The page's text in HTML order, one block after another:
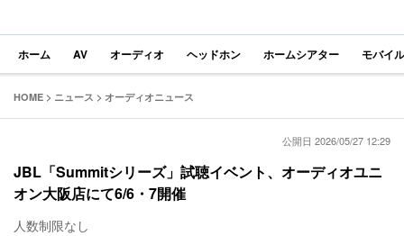
ホーム AV オーディオ ヘッドホン ホームシアター モバイ
HOME > ニュース > オーディオニュース
公開日 2026/05/27 12:29
JBL「Summitシリーズ」試聴イベント、オーディオユニ
オン大阪店にて6/6・7開催
人数制限なし